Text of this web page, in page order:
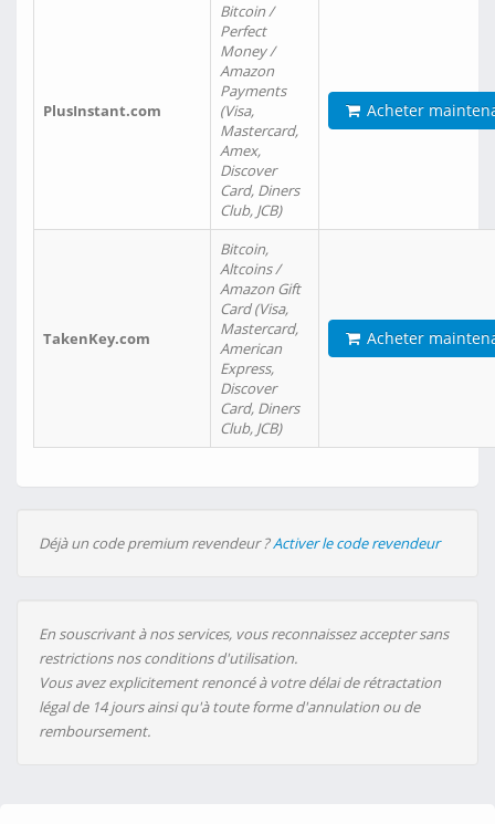
PlusInstant.com
Bitcoin /
Perfect
Money /
Amazon
Payments
(Visa,
Mastercard,
Amex,
Discover
Card, Diners
Club, JCB)
Acheter
TakenKey.com
Bitcoin,
Altcoins /
Amazon Gift
Card (Visa,
Mastercard,
American
Express,
Discover
Card, Diners
Club, JCB)
Acheter
Déjà un code premium revendeur ?Activer le code revendeur
En souscrivant à nos services, vous reconnaissez accepter sans
restrictions nos conditions d'utilisation.
Vous avez explicitement renoncé à votre délai de rétractation
légal de 14 jours ainsi qu'à toute forme d'annulation ou de
remboursement.